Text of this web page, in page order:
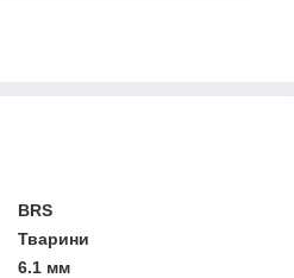
BRS
Тварини
6.1 мм